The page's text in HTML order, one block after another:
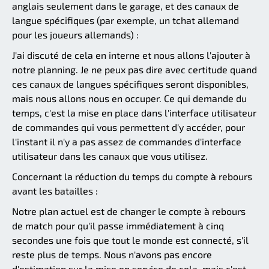
anglais seulement dans le garage, et des canaux de
langue spécifiques (par exemple, un tchat allemand
pour les joueurs allemands) :
J'ai discuté de cela en interne et nous allons l'ajouter à
notre planning. Je ne peux pas dire avec certitude quand
ces canaux de langues spécifiques seront disponibles,
mais nous allons nous en occuper. Ce qui demande du
temps, c'est la mise en place dans l'interface utilisateur
de commandes qui vous permettent d'y accéder, pour
l'instant il n'y a pas assez de commandes d'interface
utilisateur dans les canaux que vous utilisez.
Concernant la réduction du temps du compte à rebours
avant les batailles :
Notre plan actuel est de changer le compte à rebours
de match pour qu'il passe immédiatement à cinq
secondes une fois que tout le monde est connecté, s'il
reste plus de temps. Nous n'avons pas encore